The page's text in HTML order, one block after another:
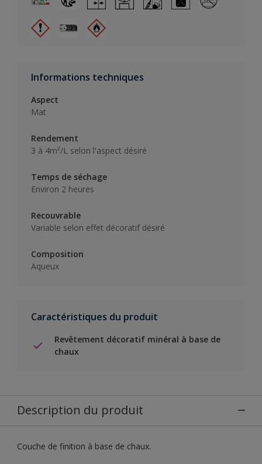
Informations techniques
Aspect
Mat
Rendement
3 à 4m²/L selon l'aspect désiré
Temps de séchage
Environ 2 heures
Recouvrable
Variable selon effet décoratif désiré
Composition
Aqueux
Caractéristiques du produit
Revêtement décoratif minéral à base de
chaux
Description du produit
Couche de finition à base de chaux.